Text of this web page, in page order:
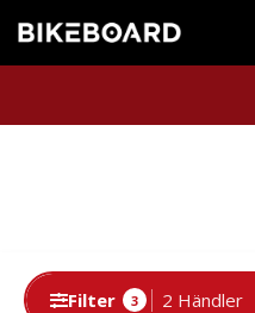
Filter 3 2 Händler